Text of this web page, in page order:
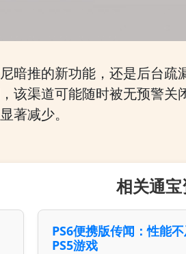
暗推的新功能，还是后台
该渠道可能随时被无预警
著减少。
相关通
PS6便携版传闻：性能
PS5游戏